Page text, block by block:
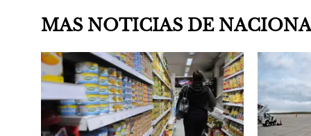
MAS NOTICIAS DE